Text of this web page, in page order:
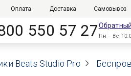
Оплата Доставка Самовывоз
550 57 27Пн – Вс
Beats Studio Pro